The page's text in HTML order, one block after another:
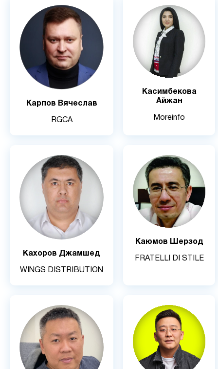
Карпов Вячеслав
RGCA
Касимбекова
Айжан
Moreinfo
Кахоров Джамшед
WINGS DISTRIBUTION
Каюмов Шерзод
FRATELLI DI STILE